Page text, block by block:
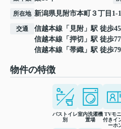
所在地 新潟県見附市本町 ３丁目1-
交通 信越本線 「 見附 」駅 徒歩
信越本線 「 押切 」駅 徒歩
信越本線 「 帯織 」駅 徒歩
物件の特徴
バストイレ
別
室内洗濯機
置場
TVモ
付きイ
ーホ